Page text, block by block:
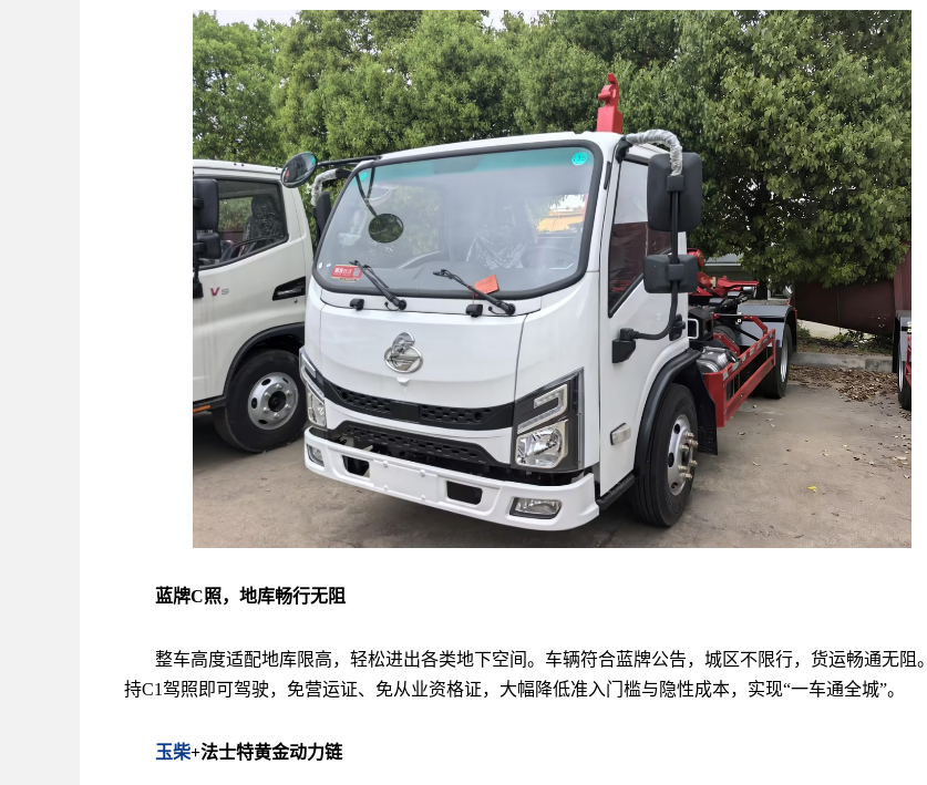
蓝牌C照，地库畅行无阻
整车高度适配地库限高，轻松进出各类地下空间。车辆符合蓝牌公告，城区不限行，货运畅通无阻。
持C1驾照即可驾驶，免营运证、免从业资格证，大幅降低准入门槛与隐性成本，实现“一车通全城”。
玉柴+法士特黄金动力链